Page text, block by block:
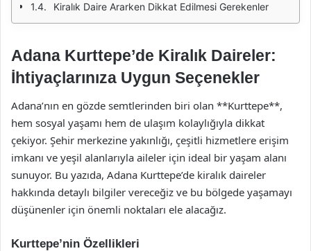
Kiralık Daire Ararken Dikkat Edilmesi Gerekenler
Adana Kurttepe’de Kiralık Daireler:
İhtiyaçlarınıza Uygun Seçenekler
Adana’nın en gözde semtlerinden biri olan **Kurttepe**,
hem sosyal yaşamı hem de ulaşım kolaylığıyla dikkat
çekiyor. Şehir merkezine yakınlığı, çeşitli hizmetlere erişim
imkanı ve yeşil alanlarıyla aileler için ideal bir yaşam alanı
sunuyor. Bu yazıda, Adana Kurttepe’de kiralık daireler
hakkında detaylı bilgiler vereceğiz ve bu bölgede yaşamayı
düşünenler için önemli noktaları ele alacağız.
Kurttepe’nin Özellikleri